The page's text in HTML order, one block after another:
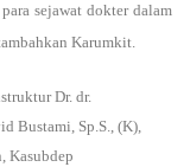
sejawat dokter dalam
Karumkit.
Dr. dr.
Bustami, Sp.S., (K),
Kasubdep